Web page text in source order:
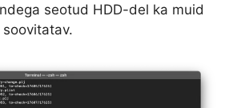
seotud HDD-del ka muid